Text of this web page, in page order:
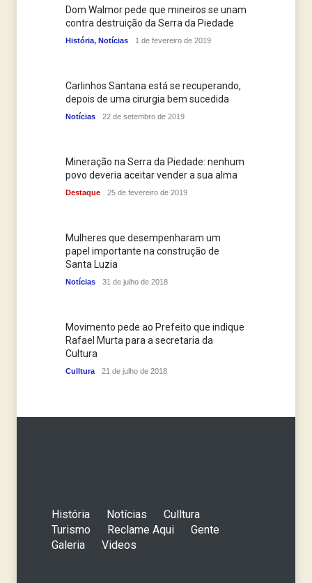
Dom Walmor pede que mineiros se unam
contra destruição da Serra da Piedade
História, Notícias 1 de fevereiro de 2019
Carlinhos Santana está se recuperando,
depois de uma cirurgia bem sucedida
Notícias 22 de setembro de 2019
Mineração na Serra da Piedade: nenhum
povo deveria aceitar vender a sua alma
Destaque 25 de fevereiro de 2019
Mulheres que desempenharam um
papel importante na construção de
Santa Luzia
Notícias 31 de julho de 2018
Movimento pede ao Prefeito que indique
Rafael Murta para a secretaria da
Cultura
Culltura 21 de julho de 2018
História Notícias
Culltura
Turismo
Reclame Aqui
Gente
Galeria
Videos